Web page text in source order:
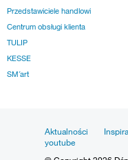
Przedstawiciele handlowi
Centrum obsługi klienta
TULIP
KESSE
SM´art
Aktualności
youtube